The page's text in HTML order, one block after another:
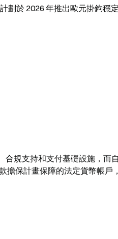
劃於 2026 年推出歐元掛鉤穩
合規支持和支付基礎設施，而
擔保計畫保障的法定貨幣帳戶